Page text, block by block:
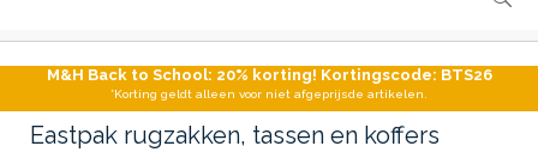
M&H Back to School: 20% korting! Kortingscode: BTS26
*Korting geldt alleen voor niet afgeprijsde artikelen.
Eastpak rugzakken, tassen en koffers